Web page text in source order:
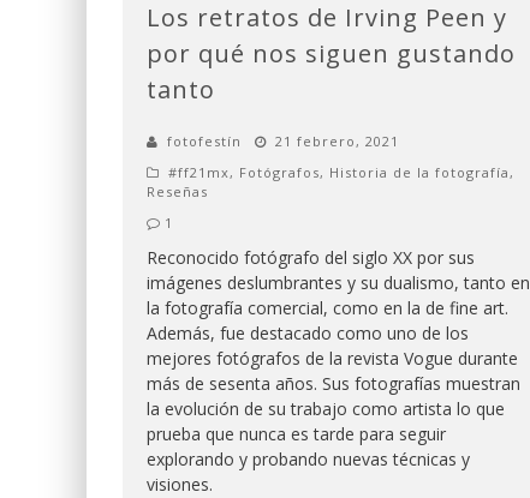
Los retratos de Irving Peen y
por qué nos siguen gustando
tanto
fotofestín
21 febrero, 2021
#ff21mx, Fotógrafos, Historia de la fotografía,
Reseñas
1
Reconocido fotógrafo del siglo XX por sus
imágenes deslumbrantes y su dualismo, tanto en
la fotografía comercial, como en la de fine art.
Además, fue destacado como uno de los
mejores fotógrafos de la revista Vogue durante
más de sesenta años. Sus fotografías muestran
la evolución de su trabajo como artista lo que
prueba que nunca es tarde para seguir
explorando y probando nuevas técnicas y
visiones.